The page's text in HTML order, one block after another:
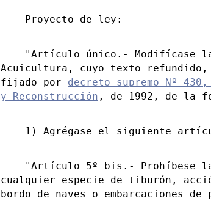
Proyecto de ley:
"Artículo único.- Modifícase la
Acuicultura, cuyo texto refundido,
fijado por decreto supremo Nº
y Reconstrucción , de 1992, de la
1) Agrégase el siguiente
"Artículo 5º bis.- Prohíbese la
cualquier especie de tiburón,
bordo de naves o embarcaciones